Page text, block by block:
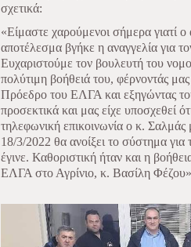
σχετικά:
«Είμαστε χαρούμενοι σήμερα γιατί
αποτέλεσμα βγήκε η αναγγελία για
Ευχαριστούμε τον βουλευτή του
πολύτιμη βοήθειά του, φέρνοντάς
Πρόεδρο του ΕΛΓΑ και εξηγώντας
προσεκτικά και μας είχε υποσχεθεί
τηλεφωνική επικοινωνία ο κ.
18/3/2022 θα ανοίξει το σύστημα
έγινε. Καθοριστική ήταν και η
ΕΛΓΑ στο Αγρίνιο, κ. Βασίλη